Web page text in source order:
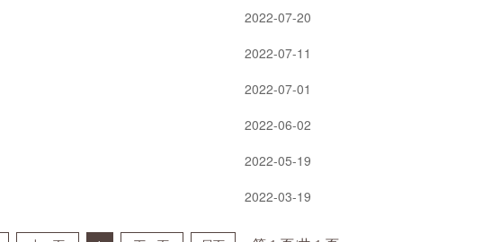
2022-07-20
2022-07-11
2022-07-01
2022-06-02
2022-05-19
2022-03-19